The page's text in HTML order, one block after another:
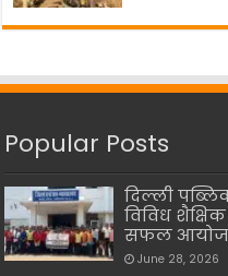
Popular Posts
दिल्ली
विविध
सफल
June 28, 2026